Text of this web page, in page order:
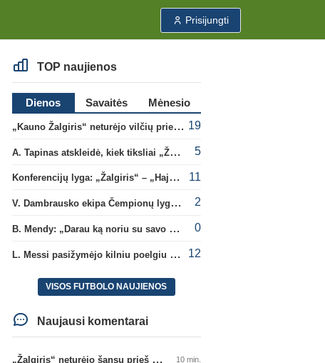
Prisijungti
TOP naujienos
Dienos Savaitės
Mėnesio
„Kauno Žalgiris“ neturėjo vilčių prieš „Dinamo“ 19
A. Tapinas atskleidė, kiek tiksliai „Žalgiris“ jau uždirbo iš UEFA premijų 5
Konferencijų lyga: „Žalgiris“ – „Hajduk“ (rungtynės tiesiogiai) 11
V. Dambrausko ekipa Čempionų lygos atrankoje patyrė skaudžią nesėkmę 2
B. Mendy: „Darau ką noriu su savo pasaulio čempionato titulu“ 0
L. Messi pasižymėjo kilniu poelgiu dėl kilusių gaisrų Madride 12
VISOS FUTBOLO NAUJIENOS
Naujausi komentarai
„Žalgiris“ neturėjo šansų prieš „Hajduk“ 10 min.